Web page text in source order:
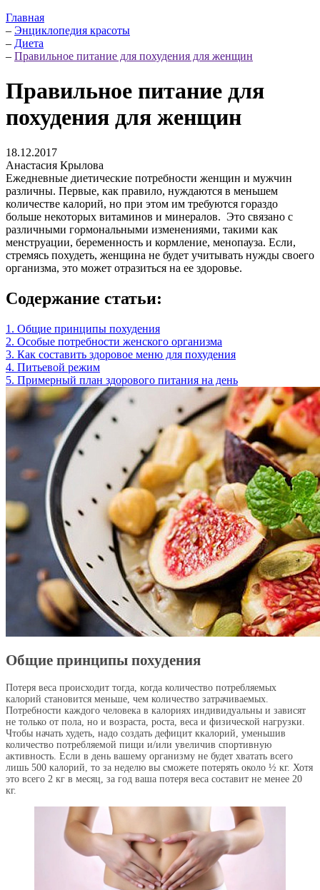
Главная
– Энциклопедия красоты
– Диета
– Правильное питание для похудения для женщин
Правильное питание для
похудения для женщин
18.12.2017
Анастасия Крылова
Ежедневные диетические потребности женщин и мужчин
различны. Первые, как правило, нуждаются в меньшем
количестве калорий, но при этом им требуются гораздо
больше некоторых витаминов и минералов. Это связано с
различными гормональными изменениями, такими как
менструации, беременность и кормление, менопауза. Если,
стремясь похудеть, женщина не будет учитывать нужды своего
организма, это может отразиться на ее здоровье.
Содержание статьи:
1. Общие принципы похудения
2. Особые потребности женского организма
3. Как составить здоровое меню для похудения
4. Питьевой режим
5. Примерный план здорового питания на день
Общие принципы похудения
Потеря веса происходит тогда, когда количество потребляемых
калорий становится меньше, чем количество затрачиваемых.
Потребности каждого человека в калориях индивидуальны и зависят
не только от пола, но и возраста, роста, веса и физической нагрузки.
Чтобы начать худеть, надо создать дефицит ккалорий, уменьшив
количество потребляемой пищи и/или увеличив спортивную
активность. Если в день вашему организму не будет хватать всего
лишь 500 калорий, то за неделю вы сможете потерять около ½ кг. Хотя
это всего 2 кг в месяц, за год ваша потеря веса составит не менее 20
кг.